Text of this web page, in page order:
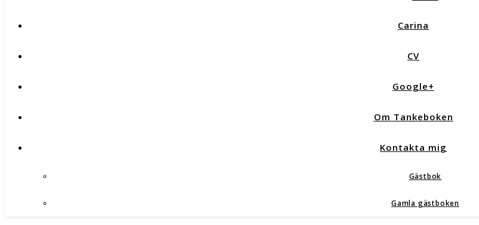
Carina
CV
Google+
Om Tankeboken
Kontakta mig
Gästbok
Gamla gästboken